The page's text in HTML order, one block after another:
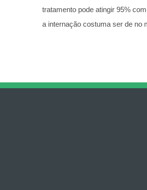
tratamento pode atingir 95%
a internação costuma ser de no